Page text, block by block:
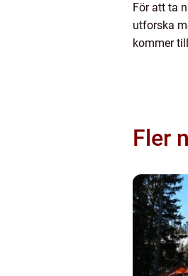
För att ta
utforska
kommer
Fler